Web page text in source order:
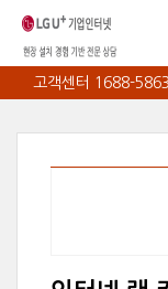
고객센터 1688-